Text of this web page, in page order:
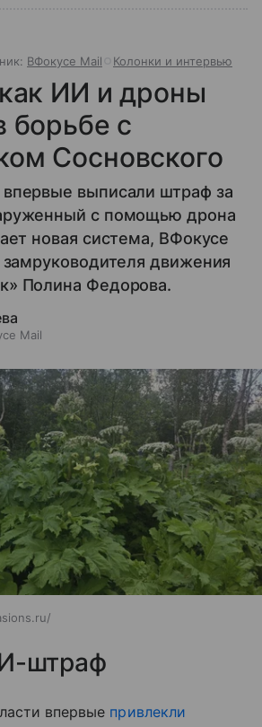
ВФокусе Mail Колонки и интервью
ИИ и дроны
борьбе с
Сосновского
выписали штраф за
с помощью дрона
новая система, ВФокусе
замруководителя движения
Полина Федорова.
Mail
штраф
впервые привлекли